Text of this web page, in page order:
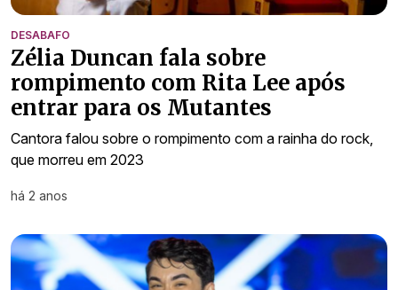
DESABAFO
Zélia Duncan fala sobre
rompimento com Rita Lee após
entrar para os Mutantes
Cantora falou sobre o rompimento com a rainha do rock,
que morreu em 2023
há 2 anos